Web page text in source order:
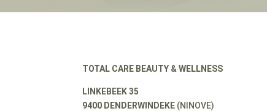
TOTAL CARE BEAUTY & WELLNESS
LINKEBEEK 35
9400 DENDERWINDEKE (NINOVE)